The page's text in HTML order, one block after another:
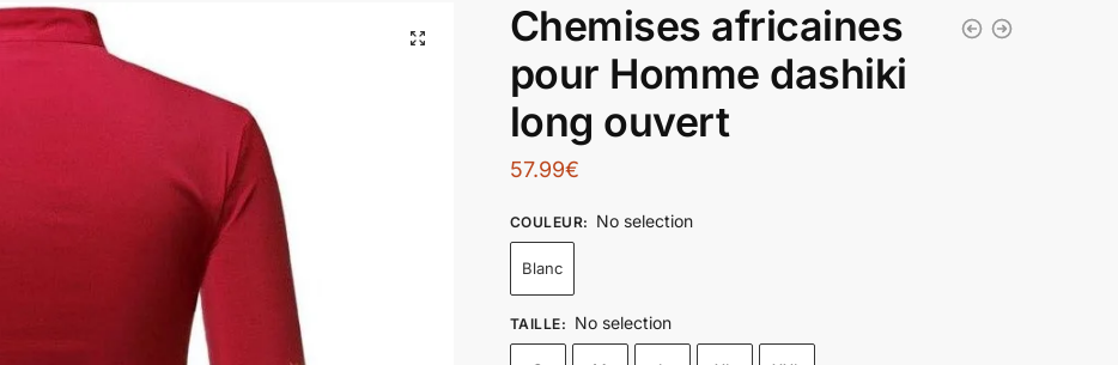
🔍
Chemises africaines
pour Homme dashiki
long ouvert
57.99€
COULEUR: No selection
Blanc
TAILLE: No selection